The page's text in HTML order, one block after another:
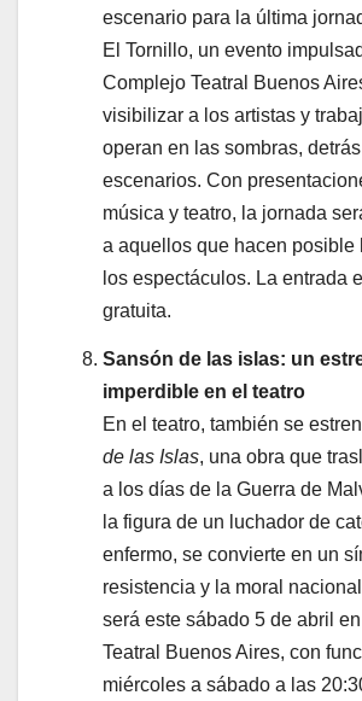
escenario para la última
El Tornillo, un evento
Complejo Teatral Buenos
visibilizar a los artistas y
operan en las sombras,
escenarios. Con
música y teatro, la jornada
a aquellos que hacen posible
los espectáculos. La entrada
gratuita.
Sansón de las islas: un
imperdible en el teatro
En el teatro, también se
de las Islas, una obra que
a los días de la Guerra de
la figura de un luchador de
enfermo, se convierte en un
resistencia y la moral
será este sábado 5 de abril
Teatral Buenos Aires, con
miércoles a sábado a las